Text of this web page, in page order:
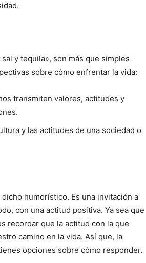
y tequila», son más que simples
sobre cómo enfrentar la vida:
transmiten valores, actitudes y
y las actitudes de una sociedad o
humorístico. Es una invitación a
con una actitud positiva. Ya sea que
recordar que la actitud con la que
camino en la vida. Así que, la
opciones sobre cómo responder.